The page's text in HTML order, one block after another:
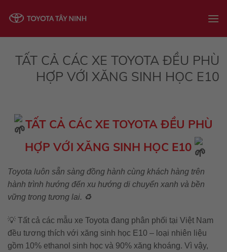
TẤT CẢ CÁC XE TOYOTA ĐỀU PHÙ
HỢP VỚI XĂNG SINH HỌC E10
TẤT CẢ CÁC XE TOYOTA ĐỀU PHÙ
HỢP VỚI XĂNG SINH HỌC E10
Toyota luôn sẵn sàng đồng hành cùng khách hàng trên
hành trình hướng đến xu hướng di chuyển xanh và bền
vững trong tương lai. ♻️
💡 Tất cả các mẫu xe Toyota đang phân phối tại Việt Nam
đều tương thích với xăng sinh học E10 – loại nhiên liệu
gồm 10% ethanol sinh học và 90% xăng khoáng. Vì vậy,